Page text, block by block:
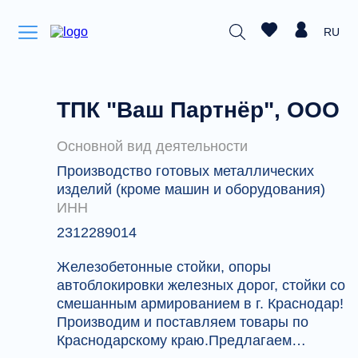
RU
ТПК "Ваш Партнёр", ООО
Основной вид деятельности
Производство готовых металлических
изделий (кроме машин и оборудования)
ИНН
2312289014
Железобетонные стойки, опоры
автоблокировки железных дорог, стойки со
смешанным армированием в г. Краснодар!
Производим и поставляем товары по
Краснодарскому краю.Предлагаем